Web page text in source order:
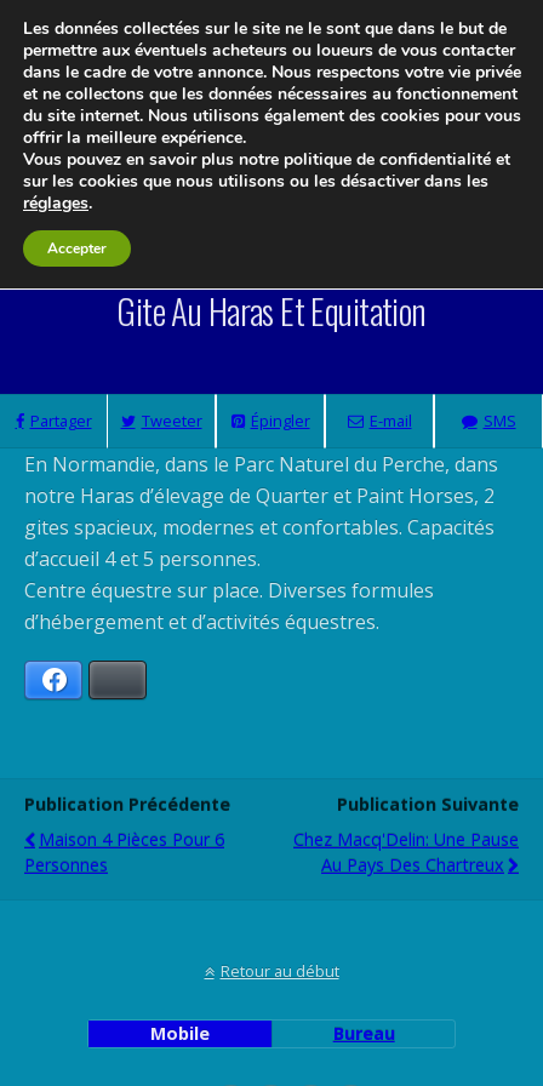
Le blog 3d-immo-visites
Gite Au Haras Et Equitation
Partager Tweeter Épingler E-mail SMS
En Normandie, dans le Parc Naturel du Perche, dans
notre Haras d’élevage de Quarter et Paint Horses, 2
gites spacieux, modernes et confortables. Capacités
d’accueil 4 et 5 personnes.
Centre équestre sur place. Diverses formules
d’hébergement et d’activités équestres.
Publication Précédente
Maison 4 Pièces Pour 6
Personnes
Publication Suivante
Chez Macq'Delin: Une Pause
Au Pays Des Chartreux
Retour au début
Mobile Bureau
Les données collectées sur le site ne le sont que dans le but de
permettre aux éventuels acheteurs ou loueurs de vous contacter
dans le cadre de votre annonce. Nous respectons votre vie privée
et ne collectons que les données nécessaires au fonctionnement
du site internet. Nous utilisons également des cookies pour vous
offrir la meilleure expérience.
Vous pouvez en savoir plus notre politique de confidentialité et
sur les cookies que nous utilisons ou les désactiver dans les
réglages.
Accepter